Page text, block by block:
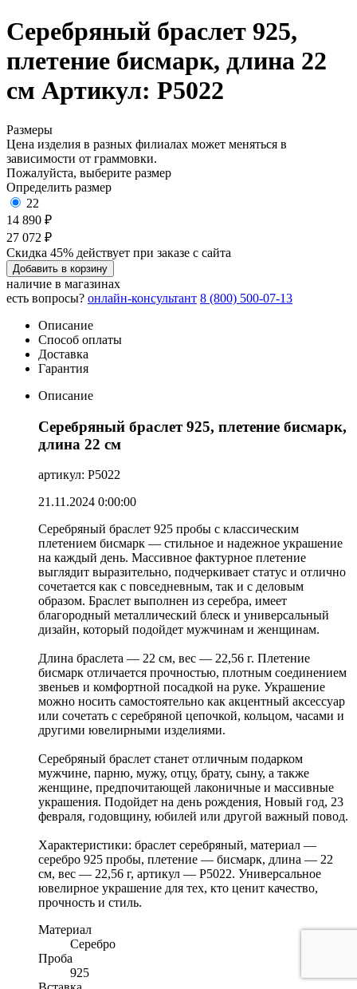
Серебряный браслет 925,
плетение бисмарк, длина 22
см Артикул: Р5022
Размеры
Цена изделия в разных филиалах может меняться в
зависимости от граммовки.
Пожалуйста, выберите размер
Определить размер
22
14 890 ₽
27 072 ₽
Скидка 45% действует при заказе с сайта
Добавить в корзину
наличие в магазинах
есть вопросы? онлайн-консультант 8 (800) 500-07-13
Описание
Способ оплаты
Доставка
Гарантия
Описание
Серебряный браслет 925, плетение бисмарк,
длина 22 см
артикул: Р5022
21.11.2024 0:00:00
Серебряный браслет 925 пробы с классическим
плетением бисмарк — стильное и надежное украшение
на каждый день. Массивное фактурное плетение
выглядит выразительно, подчеркивает статус и отлично
сочетается как с повседневным, так и с деловым
образом. Браслет выполнен из серебра, имеет
благородный металлический блеск и универсальный
дизайн, который подойдет мужчинам и женщинам.
Длина браслета — 22 см, вес — 22,56 г. Плетение
бисмарк отличается прочностью, плотным соединением
звеньев и комфортной посадкой на руке. Украшение
можно носить самостоятельно как акцентный аксессуар
или сочетать с серебряной цепочкой, кольцом, часами и
другими ювелирными изделиями.
Серебряный браслет станет отличным подарком
мужчине, парню, мужу, отцу, брату, сыну, а также
женщине, предпочитающей лаконичные и массивные
украшения. Подойдет на день рождения, Новый год, 23
февраля, годовщину, юбилей или другой важный повод.
Характеристики: браслет серебряный, материал —
серебро 925 пробы, плетение — бисмарк, длина — 22
см, вес — 22,56 г, артикул — Р5022. Универсальное
ювелирное украшение для тех, кто ценит качество,
прочность и стиль.
Материал
Серебро
Проба
925